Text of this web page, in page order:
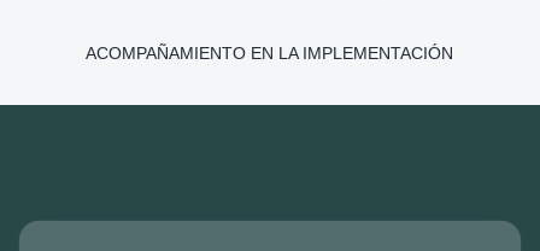
ACOMPAÑAMIENTO EN LA IMPLEMENTACIÓN